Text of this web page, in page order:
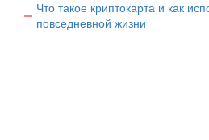
Что такое криптокарта и как
повседневной жизни